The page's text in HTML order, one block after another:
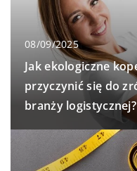
08/09/2025
Jak ekologiczne
przyczynić się do
branży logistycznej?